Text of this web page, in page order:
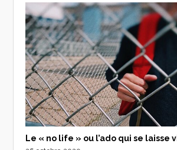
Le « no life » ou l’ado qui se laisse